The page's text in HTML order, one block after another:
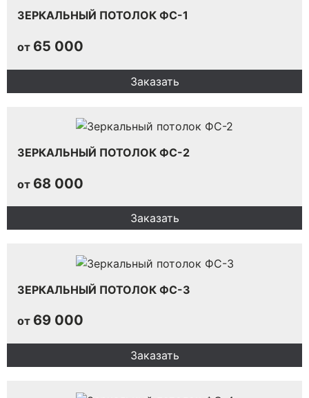
ЗЕРКАЛЬНЫЙ ПОТОЛОК ФС-1
от 65 000
Заказать
ЗЕРКАЛЬНЫЙ ПОТОЛОК ФС-2
от 68 000
Заказать
ЗЕРКАЛЬНЫЙ ПОТОЛОК ФС-3
от 69 000
Заказать